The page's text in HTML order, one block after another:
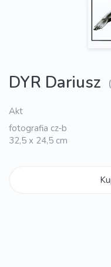
DYR Dariusz
Akt
fotografia cz-b
32,5 x 24,5 cm